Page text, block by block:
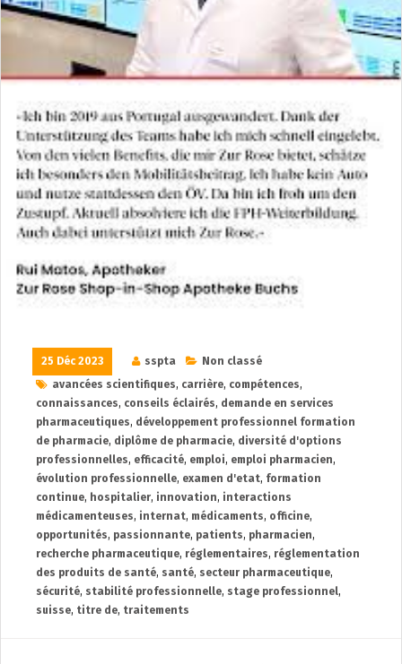
25 Déc 2023 sspta
Non classé
avancées scientifiques, carrière, compétences,
connaissances, conseils éclairés, demande en services
pharmaceutiques, développement professionnel formation
de pharmacie, diplôme de pharmacie, diversité d'options
professionnelles, efficacité, emploi, emploi pharmacien,
évolution professionnelle, examen d'etat, formation
continue, hospitalier, innovation, interactions
médicamenteuses, internat, médicaments, officine,
opportunités, passionnante, patients, pharmacien,
recherche pharmaceutique, réglementaires, réglementation
des produits de santé, santé, secteur pharmaceutique,
sécurité, stabilité professionnelle, stage professionnel,
suisse, titre de, traitements